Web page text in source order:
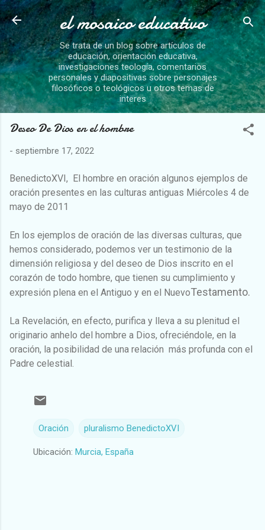
Ir al contenido principal
el mosaico educativo
Se trata de un blog sobre artículos de
educación, orientación educativa,
investigaciones teología, comentarios
personales y diapositivas sobre personajes
filosóficos o teológicos u otros temas de
interes
Deseo De Dios en el hombre
- septiembre 17, 2022
BenedictoXVI, El hombre en oración algunos ejemplos de
oración presentes en las culturas antiguas Miércoles 4 de
mayo de 2011
En los ejemplos de oración de las diversas culturas, que
hemos considerado, podemos ver un testimonio de la
dimensión religiosa y del deseo de Dios inscrito en el
corazón de todo hombre, que tienen su cumplimiento y
expresión plena en el Antiguo y en el NuevoTestamento.
La Revelación, en efecto, purifica y lleva a su plenitud el
originario anhelo del hombre a Dios, ofreciéndole, en la
oración, la posibilidad de una relación más profunda con el
Padre celestial.
Oración pluralismo BenedictoXVI
Ubicación: Murcia, España